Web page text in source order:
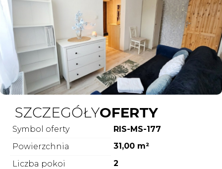
SZCZEGÓŁYOFERTY
Symbol oferty
RIS-MS-177
Powierzchnia
31,00 m²
Liczba pokoi
2